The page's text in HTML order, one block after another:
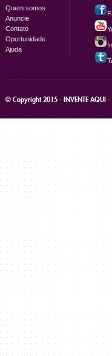
Quem somos
Anuncie
Contato
Oportunidade
Ajuda
© Copyright 2015 - INVENTE AQUI